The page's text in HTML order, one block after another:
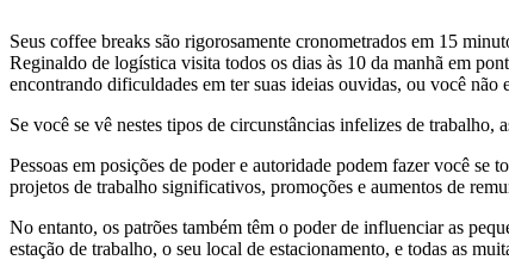
Seus coffee breaks são rigorosamente cronometrados em 15
Reginaldo de logística visita todos os dias às 10 da manhã em
encontrando dificuldades em ter suas ideias ouvidas, ou você não
Se você se vê nestes tipos de circunstâncias infelizes de trabalho,
Pessoas em posições de poder e autoridade podem fazer você
projetos de trabalho significativos, promoções e aumentos de
No entanto, os patrões também têm o poder de influenciar as
estação de trabalho, o seu local de estacionamento, e todas as